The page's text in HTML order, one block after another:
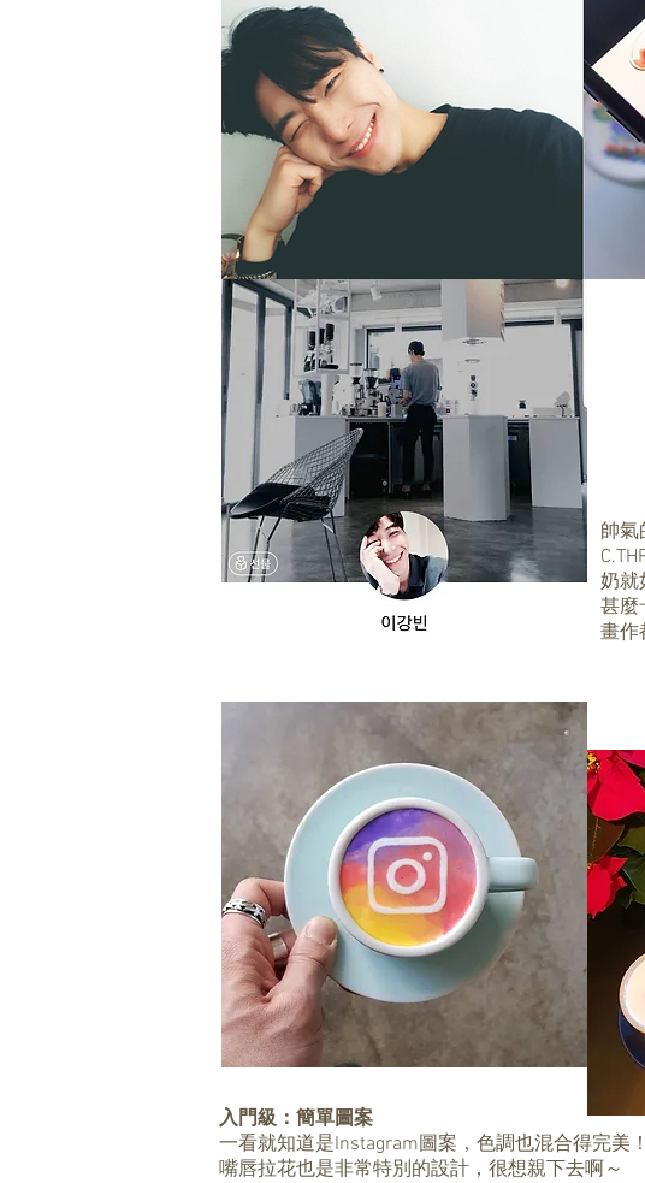
帥氣
奶就
甚麼
畫作
入門級：簡單圖案
一看就知道是Instagram圖案，色調也混合得完美！
嘴唇拉花也是非常特別的設計，很想親下去啊～